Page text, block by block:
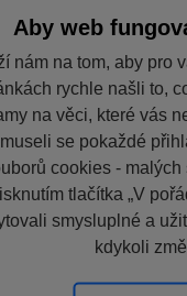
Aby web
nám na tom, aby pro
rychle našli to,
na věci, které vás
se pokaždé
cookies -
tlačítka „V
smysluplné a
kdykoli